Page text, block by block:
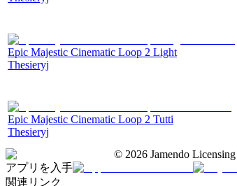
Epic Majestic Cinematic Loop 2 Light
Thesieryj
Epic Majestic Cinematic Loop 2 Tutti
Thesieryj
© 2026 Jamendo Licensing
アプリを入手
関連リンク